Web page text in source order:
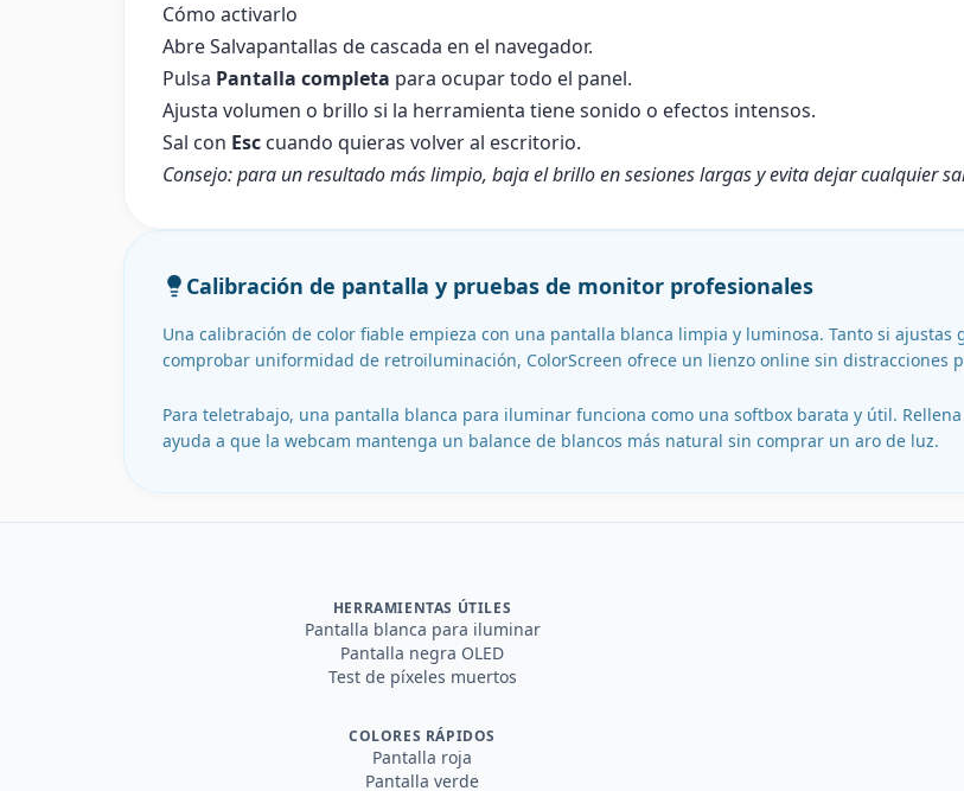
Cómo activarlo
Abre Salvapantallas de cascada en el navegador.
Pulsa Pantalla completa para ocupar todo el panel.
Ajusta volumen o brillo si la herramienta tiene sonido o efectos intensos.
Sal con Esc cuando quieras volver al escritorio.
Consejo: para un resultado más limpio, baja el brillo en sesiones largas y evita dejar cualquier
Calibración de pantalla y pruebas de monitor profesionales
Una calibración de color fiable empieza con una pantalla blanca limpia y luminosa. Tanto si ajustas
comprobar uniformidad de retroiluminación, ColorScreen ofrece un lienzo online sin distracciones
Para teletrabajo, una pantalla blanca para iluminar funciona como una softbox barata y útil.
ayuda a que la webcam mantenga un balance de blancos más natural sin comprar un aro de luz.
HERRAMIENTAS ÚTILES
Pantalla blanca para iluminar
Pantalla negra OLED
Test de píxeles muertos
COLORES RÁPIDOS
Pantalla roja
Pantalla verde